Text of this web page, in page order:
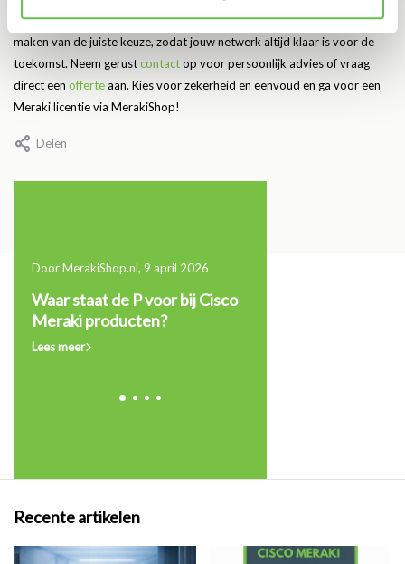
MerakiShop ben je aan het juiste adres. Wij helpen je graag met het
maken van de juiste keuze, zodat jouw netwerk altijd klaar is voor de
toekomst. Neem gerustcontactop voor persoonlijk advies of vraag
direct een offerteaan. Kies voor zekerheid en eenvoud en ga voor een
Meraki licentie via MerakiShop!
Delen
Door MerakiShop.nl, 9 april 2026
Waar staat de P voor bij Cisco
Meraki producten?
Lees meer
Recente artikelen